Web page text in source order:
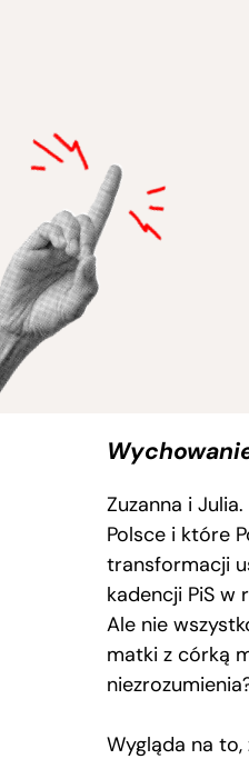
Zuzanna i
Polsce i które
transformacji
kadencji PiS w
Ale nie
matki z córką
Wygląda na to,